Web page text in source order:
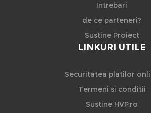
Intrebari
de ce parteneri?
Sustine Proiect
LINKURI UTILE
Securitatea platilor
Termeni si conditii
Sustine HVP.ro